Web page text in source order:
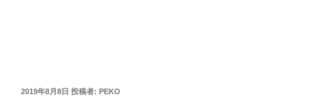
投
2019年8月8日 投稿者: PEKO